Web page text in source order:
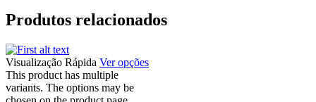
Produtos relacionados
Visualização Rápida Ver opções
This product has multiple
variants. The options may be